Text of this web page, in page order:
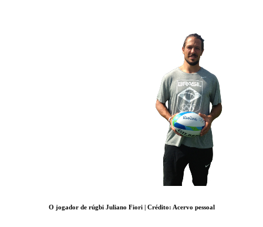
O jogador de rúgbi Juliano Fiori | Crédito: Acervo pessoal